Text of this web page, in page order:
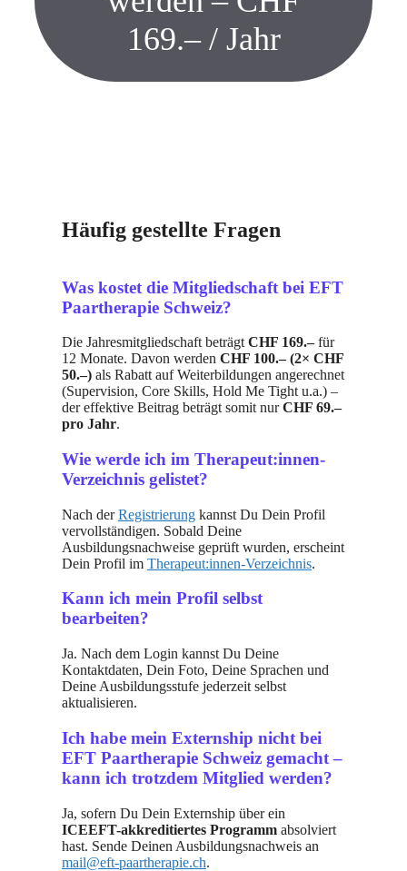
169.– / Jahr
Häufig gestellte Fragen
Was kostet die Mitgliedschaft bei EFT
Paartherapie Schweiz?
Die Jahresmitgliedschaft beträgt CHF 169.–für
12 Monate. Davon werden CHF 100.– (2× CHF
50.–) als Rabatt auf Weiterbildungen angerechnet
(Supervision, Core Skills, Hold Me Tight u.a.) –
der effektive Beitrag beträgt somit nurCHF 69.–
pro Jahr.
Wie werde ich im Therapeut:innen-
Verzeichnis gelistet?
Nach derRegistrierung kannst Du Dein Profil
vervollständigen. Sobald Deine
Ausbildungsnachweise geprüft wurden, erscheint
Dein Profil im Therapeut:innen-Verzeichnis.
Kann ich mein Profil selbst
bearbeiten?
Ja. Nach dem Login kannst Du Deine
Kontaktdaten, Dein Foto, Deine Sprachen und
Deine Ausbildungsstufe jederzeit selbst
aktualisieren.
Ich habe mein Externship nicht bei
EFT Paartherapie Schweiz gemacht –
kann ich trotzdem Mitglied werden?
Ja, sofern Du Dein Externship über ein
ICEEFT-akkreditiertes Programm absolviert
hast. Sende Deinen Ausbildungsnachweis an
mail@eft-paartherapie.ch.